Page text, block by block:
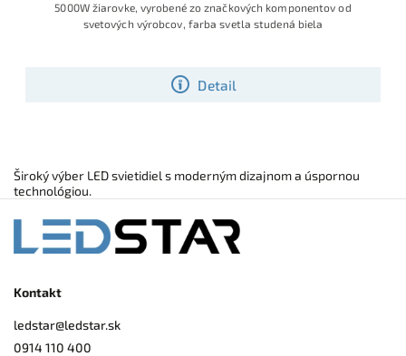
Detail
5000W žiarovke, vyrobené zo značkových komponentov od
svetových výrobcov, farba svetla studená biela
Široký výber LED svietidiel s moderným dizajnom a úspornou
technológiou.
Kontakt
ledstar@ledstar.sk
0914 110 400